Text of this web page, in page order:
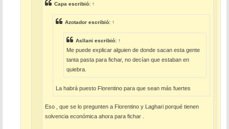
Capa escribió: ↑
Azotador escribió: ↑
Asllani escribió: ↑
Me puede explicar alguien de donde sacan esta gente
tanta pasta para fichar, no decían que estaban en
quiebra.
La habrá puesto Florentino para que sean más fuertes
Eso , que se lo pregunten a Florentino y Laghari porqué tienen
solvencia económica ahora para fichar .